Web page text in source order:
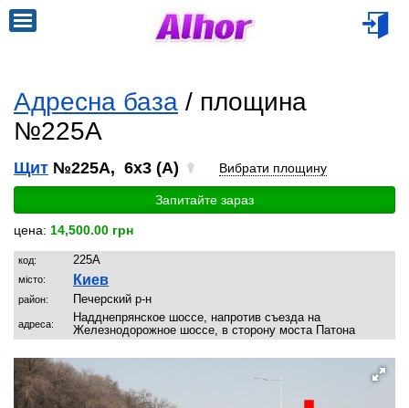
Адресна база / площина
№225A
Щит №225A, 6x3 (A) Вибрати площину
Запитайте зараз
цена: 14,500.00 грн
код: 225A
місто: Киев
район: Печерский р-н
адреса:
Надднепрянское шоссе, напротив съезда на
Железнодорожное шоссе, в сторону моста Патона